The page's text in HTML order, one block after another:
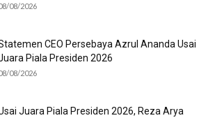
08/2026
CEO Persebaya Azrul Ananda Usai
Piala Presiden 2026
08/2026
Juara Piala Presiden 2026, Reza Arya